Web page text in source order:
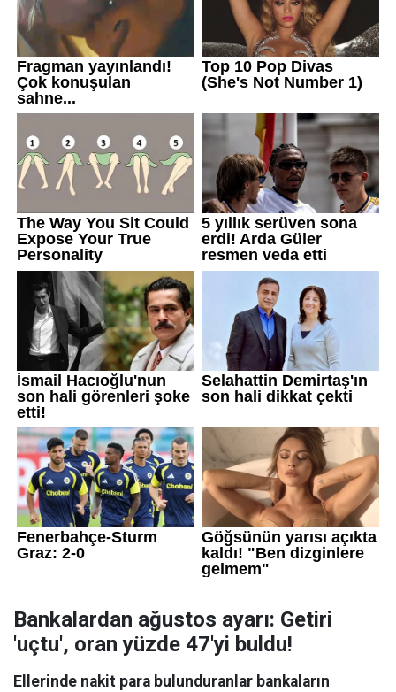
Bankalardan ağustos ayarı: Getiri
'uçtu', oran yüzde 47'yi buldu!
Ellerinde nakit para bulunduranlar bankaların